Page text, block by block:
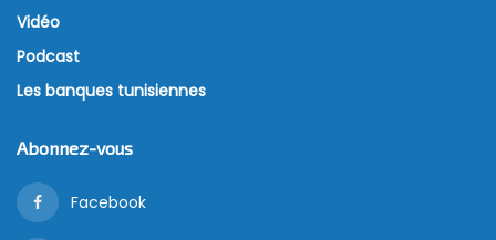
Vidéo
Podcast
Les banques tunisiennes
Abonnez-vous
Facebook